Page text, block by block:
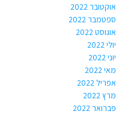
אוקטובר 2022
ספטמבר 2022
אוגוסט 2022
יולי 2022
יוני 2022
מאי 2022
אפריל 2022
מרץ 2022
פברואר 2022